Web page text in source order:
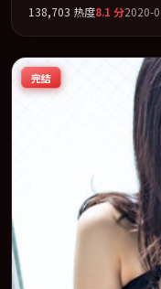
作」类型为骨架，在叙
15 在内地院线及主流平
适合喜欢强情节与人物
138,703 热度8.1 分2020-
完结